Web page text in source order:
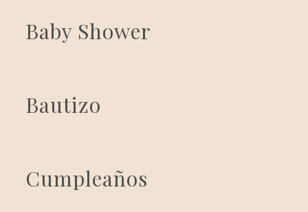
Baby Shower
Bautizo
Cumpleaños